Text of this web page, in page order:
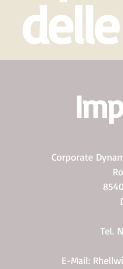
​Corporate
Tel.
E-Mail: